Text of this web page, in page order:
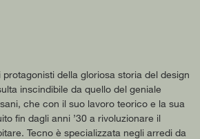
della gloriosa storia del design
inscindibile da quello del geniale
che con il suo lavoro teorico e la sua
fin dagli anni ’30 a rivoluzionare il
Tecno è specializzata negli arredi da